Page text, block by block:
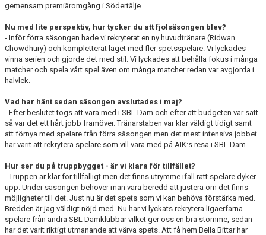
gemensam premiäromgång i Södertälje.
Nu med lite perspektiv, hur tycker du att fjolsäsongen blev?
- Inför förra säsongen hade vi rekryterat en ny huvudtränare (Ridwan
Chowdhury) och kompletterat laget med fler spetsspelare. Vi lyckades
vinna serien och gjorde det med stil. Vi lyckades att behålla fokus i många
matcher och spela vårt spel även om många matcher redan var avgjorda i
halvlek.
Vad har hänt sedan säsongen avslutades i maj?
- Efter beslutet togs att vara med i SBL Dam och efter att budgeten var satt
så var det ett hårt jobb framöver. Tränarstaben var klar väldigt tidigt samt
att förnya med spelare från förra säsongen men det mest intensiva jobbet
har varit att rekrytera spelare som vill vara med på AIK:s resa i SBL Dam.
Hur ser du på truppbygget - är vi klara för tillfället?
- Truppen är klar för tillfälligt men det finns utrymme ifall rätt spelare dyker
upp. Under säsongen behöver man vara beredd att justera om det finns
möjligheter till det. Just nu är det spets som vi kan behöva förstärka med.
Bredden är jag väldigt nöjd med. Nu har vi lyckats rekrytera ligaerfarna
spelare från andra SBL Damklubbar vilket ger oss en bra stomme, sedan
har det varit riktigt utmanande att värva spets. Att få hem Bella Bittar har